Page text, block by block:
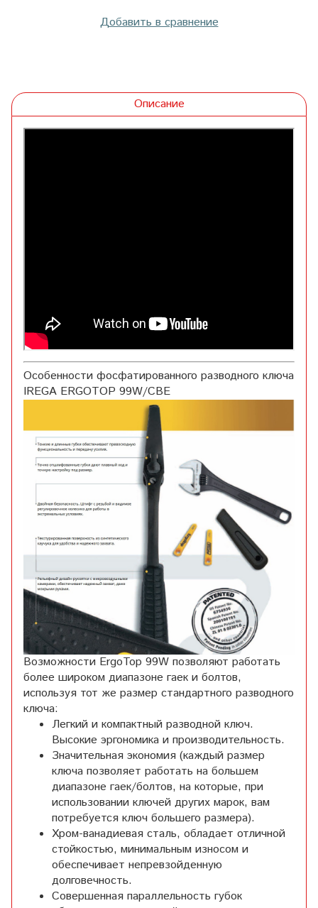
Добавить в сравнение
Описание
Особенности фосфатированного разводного ключа
IREGA ERGOTOP 99W/CBE
Возможности ErgoTop 99W позволяют работать
более широком диапазоне гаек и болтов,
используя тот же размер стандартного разводного
ключа:
Легкий и компактный разводной ключ.
Высокие эргономика и производительность.
Значительная экономия (каждый размер
ключа позволяет работать на большем
диапазоне гаек/болтов, на которые, при
использовании ключей других марок, вам
потребуется ключ большего размера).
Хром-ванадиевая сталь, обладает отличной
стойкостью, минимальным износом и
обеспечивает непревзойденную
долговечность.
Совершенная параллельность губок